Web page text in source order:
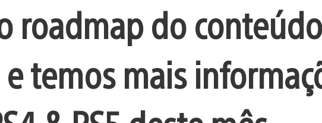
roadmap do
temos mais